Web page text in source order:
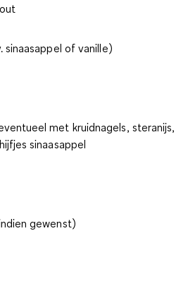
sinaasappel of vanille)
met kruidnagels, steranijs,
sinaasappel
gewenst)